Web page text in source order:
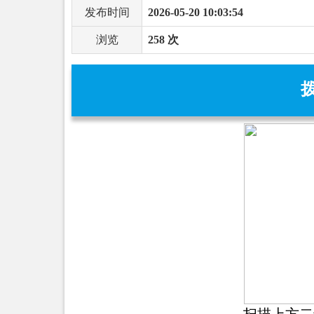
发布时间 2026-05-20 10:03:54
浏览 258 次